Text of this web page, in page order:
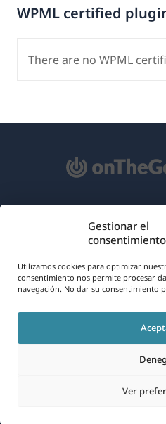
Gestionar el
Utilizamos cookies para optimizar
consentimiento nos permite procesar
navegación. No dar su consentimiento
Ver
WPML certified
There are no WPML
RGPD y Política
Únete a
(se
abre
en
una
nueva